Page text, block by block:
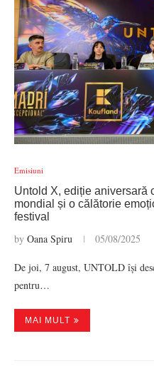
Emisiuni
Untold X, ediție aniversară
mondial și o călătorie
festival
by Oana Spiru 05/08/2025
De joi, 7 august, UNTOLD își
pentru…
MAI MULT